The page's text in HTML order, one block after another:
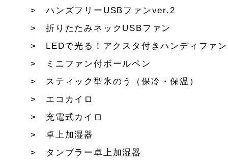
ハンズフリーUSBファンver.2
折りたたみネックUSBファン
LEDで光る！アクスタ付きハンディファン
ミニファン付ボールペン
スティック型氷のう（保冷・保温）
エコカイロ
充電式カイロ
卓上加湿器
タンブラー卓上加湿器